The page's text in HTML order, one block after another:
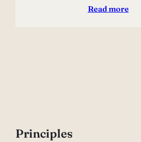
Read more
Principles